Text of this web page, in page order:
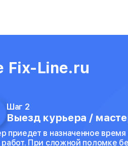
Fix-Line.ru
Шаг 2
Выезд курьера /
приедет в назначенное
работ. При сложной поломке